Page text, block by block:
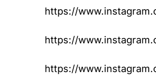
https://
https://
https://